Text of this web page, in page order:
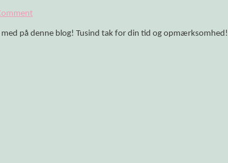
på denne blog! Tusind tak for din tid og opmærksomhed!